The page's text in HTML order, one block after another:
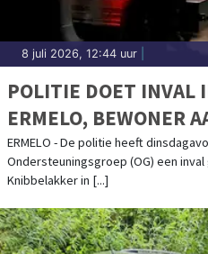
8 juli 2026, 12:44 uur
POLITIE DOET INVAL
ERMELO, BEWONER
VERDENKING VAN
ERMELO - De politie heeft
Ondersteuningsgroep (OG) een
Knibbelakker in [...]